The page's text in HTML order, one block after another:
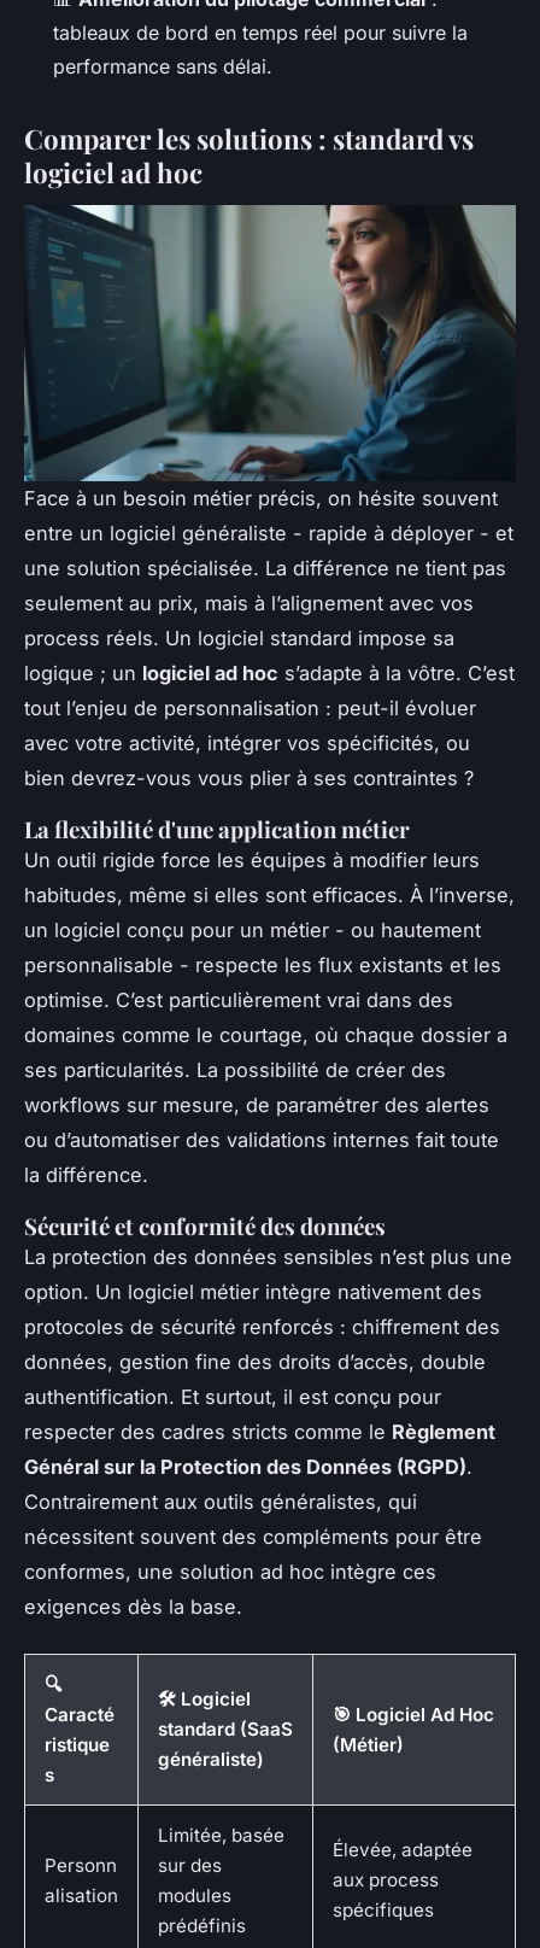
tableaux de bord en temps réel pour suivre la
performance sans délai.
Comparer les solutions : standard vs
logiciel ad hoc
Face à un besoin métier précis, on hésite souvent
entre un logiciel généraliste - rapide à déployer - et
une solution spécialisée. La différence ne tient pas
seulement au prix, mais à l’alignement avec vos
process réels. Un logiciel standard impose sa
logique ; un logiciel ad hoc s’adapte à la vôtre. C’est
tout l’enjeu de personnalisation : peut-il évoluer
avec votre activité, intégrer vos spécificités, ou
bien devrez-vous vous plier à ses contraintes ?
La flexibilité d'une application métier
Un outil rigide force les équipes à modifier leurs
habitudes, même si elles sont efficaces. À l’inverse,
un logiciel conçu pour un métier - ou hautement
personnalisable - respecte les flux existants et les
optimise. C’est particulièrement vrai dans des
domaines comme le courtage, où chaque dossier a
ses particularités. La possibilité de créer des
workflows sur mesure, de paramétrer des alertes
ou d’automatiser des validations internes fait toute
la différence.
Sécurité et conformité des données
La protection des données sensibles n’est plus une
option. Un logiciel métier intègre nativement des
protocoles de sécurité renforcés : chiffrement des
données, gestion fine des droits d’accès, double
authentification. Et surtout, il est conçu pour
respecter des cadres stricts comme le Règlement
Général sur la Protection des Données (RGPD).
Contrairement aux outils généralistes, qui
nécessitent souvent des compléments pour être
conformes, une solution ad hoc intègre ces
exigences dès la base.
🔍
Caracté
ristique
s
🛠️ Logiciel
standard (SaaS
généraliste)
🎯 Logiciel Ad Hoc
(Métier)
Personn
alisation
Limitée, basée
sur des
modules
prédéfinis
Élevée, adaptée
aux process
spécifiques